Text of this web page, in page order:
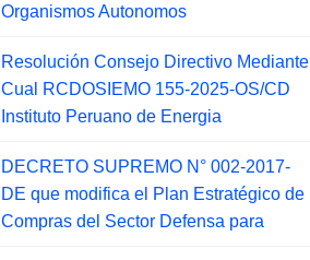
Organismos Autonomos
Resolución Consejo Directivo Mediante
Cual RCDOSIEMO 155-2025-OS/CD
Instituto Peruano de Energia
DECRETO SUPREMO N° 002-2017-
DE que modifica el Plan Estratégico de
Compras del Sector Defensa para